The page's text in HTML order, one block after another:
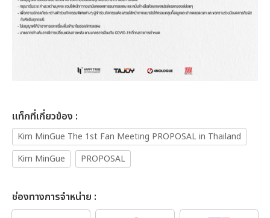
เเท็กที่เกี่ยวข้อง :
Kim MinGue The 1st Fan Meeting PROPOSAL in Thailand
Kim MinGue
PROPOSAL
ช่องทางการจำหน่าย :